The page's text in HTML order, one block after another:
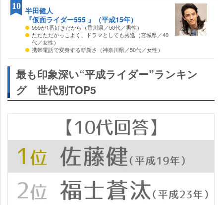
半田健人
『仮面ライダー555 』（平成15年）
555が1番好きだから（香川県／50代／男性）
ただただかっこよく、ドラマとしても秀逸（宮城県／40
代／女性）
携帯電話で変身する斬新さ（神奈川県／50代／女性）
10
最も印象深い“平成ライダー”ランキン
グ 世代別TOP5